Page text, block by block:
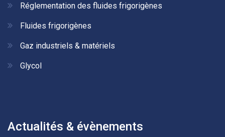
Réglementation des fluides frigorigènes
Fluides frigorigènes
Gaz industriels & matériels
Glycol
Actualités & évènements